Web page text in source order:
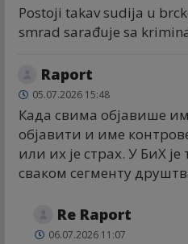
Postoji takav sudija u
smrad sarađuje sa
Raport
05.07.2026 15:48
Када свима објавише
објавити и име
или их је страх. У БиХ је
сваком сегменту
Re Raport
06.07.2026 11:07